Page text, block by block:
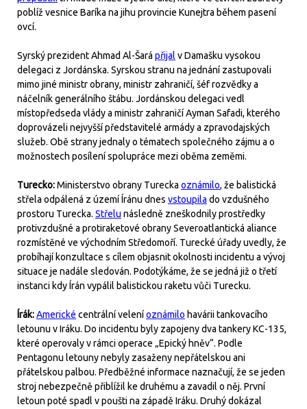
poblíž vesnice Baríka na jihu provincie Kunejtra během pasení
ovcí.
Syrský prezident Ahmad Al-Šará přijal v Damašku vysokou
delegaci z Jordánska. Syrskou stranu na jednání zastupovali
mimo jiné ministr obrany, ministr zahraničí, šéf rozvědky a
náčelník generálního štábu. Jordánskou delegaci vedl
místopředseda vlády a ministr zahraničí Ayman Safadi, kterého
doprovázeli nejvyšší představitelé armády a zpravodajských
služeb. Obě strany jednaly o tématech společného zájmu a o
možnostech posílení spolupráce mezi oběma zeměmi.
Turecko:Ministerstvo obrany Turecka oznámilo, že balistická
střela odpálená z území Íránu dnes vstoupila do vzdušného
prostoru Turecka. Střelu následně zneškodnily prostředky
protivzdušné a protiraketové obrany Severoatlantická aliance
rozmístěné ve východním Středomoří. Turecké úřady uvedly, že
probíhají konzultace s cílem objasnit okolnosti incidentu a vývoj
situace je nadále sledován. Podotýkáme, že se jedná již o třetí
instanci kdy Írán vypálil balistickou raketu vůči Turecku.
Írák:Americké centrální veleníoznámilo havárii tankovacího
letounu v Iráku. Do incidentu byly zapojeny dva tankery KC-135,
které operovaly v rámci operace „Epický hněv“. Podle
Pentagonu letouny nebyly zasaženy nepřátelskou ani
přátelskou palbou. Předběžné informace naznačují, že se jeden
stroj nebezpečně přiblížil ke druhému a zavadil o něj. První
letoun poté spadl v poušti na západě Iráku. Druhý dokázal